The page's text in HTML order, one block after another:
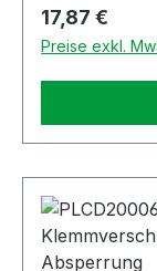
Regulärer
17,87 €
Preise exkl.